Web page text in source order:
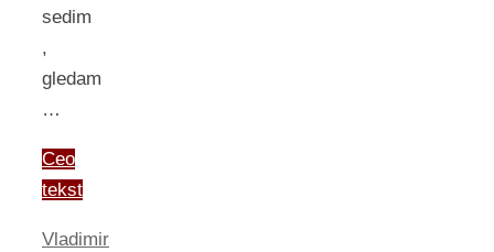
sedim
,
gledam
…
Ceo
tekst
Vladimir